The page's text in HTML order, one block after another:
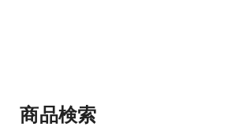
商品検索